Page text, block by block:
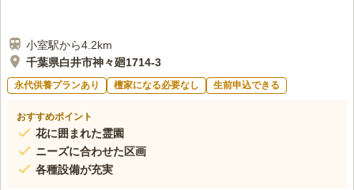
小室駅から4.2km
千葉県白井市神々廻1714-3
永代供養プランあり 檀家になる必要なし 生前申込できる
おすすめポイント
花に囲まれた霊園
ニーズに合わせた区画
各種設備が充実